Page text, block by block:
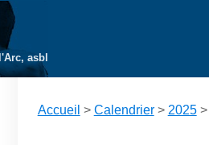
asbl
Accueil > Calendrier> 2025>